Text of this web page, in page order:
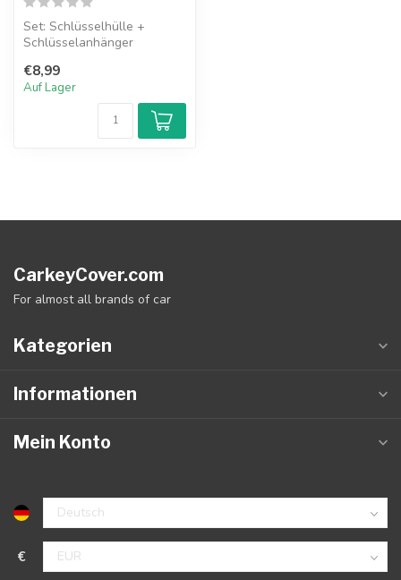
Set: Schlüsselhülle +
Schlüsselanhänger
€8,99
Auf Lager
CarkeyCover.com
For almost all brands of car
Kategorien
Informationen
Mein Konto
€